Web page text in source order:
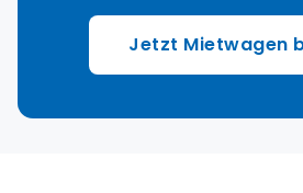
Jetzt Mietwagen